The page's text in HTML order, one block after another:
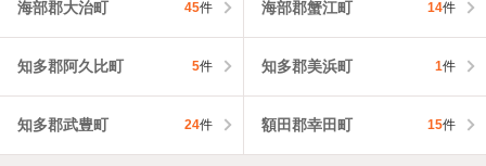
海部郡大治町 45件 海部郡蟹江町 14件
知多郡阿久比町 5件 知多郡美浜町 1件
知多郡武豊町 24件 額田郡幸田町 15件